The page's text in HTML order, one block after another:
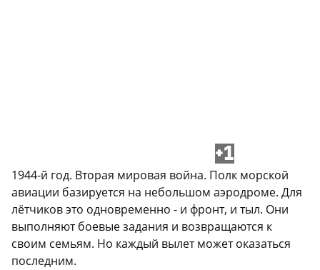
+1
1944-й год. Вторая мировая война. Полк морской
авиации базируется на небольшом аэродроме. Для
лётчиков это одновременно - и фронт, и тыл. Они
выполняют боевые задания и возвращаются к
своим семьям. Но каждый вылет может оказаться
последним.